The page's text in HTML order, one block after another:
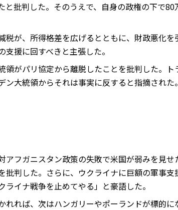
批判した。そのうえで、自身の政権の下で
が、所得格差を広げるとともに、財政悪化
援に回すべきと主張した。
がパリ協定から離脱したことを批判した。
大統領からそれは事実に反すると指摘された。
フガニスタン政策の失敗で米国が弱みを見
判した。さらに、ウクライナに巨額の軍事
イナ戦争を止めてやる」と豪語した。
れば、次はハンガリーやポーランドが標的